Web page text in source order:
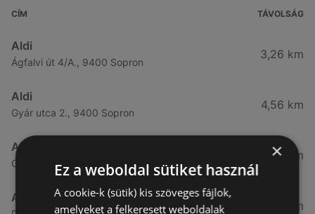
CÍM TÁVOLSÁG
Aldi
Ágfalvi út 4/A., 9400 Sopron
3,26 km
Aldi
Gyár utca 2., 9400 Sopron
4,56 km
Aldi
Győri út 45., 9400 Sopron
7,57 km
Aldi
49,08 km
×
Ez a weboldal sütiket használ
A cookie-k (sütik) kis szöveges fájlok,
amelyeket a felkeresett weboldalak